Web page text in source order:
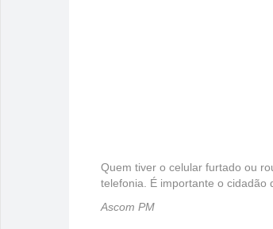
Quem tiver o celular furtado ou
telefonia. É importante o
Ascom PM